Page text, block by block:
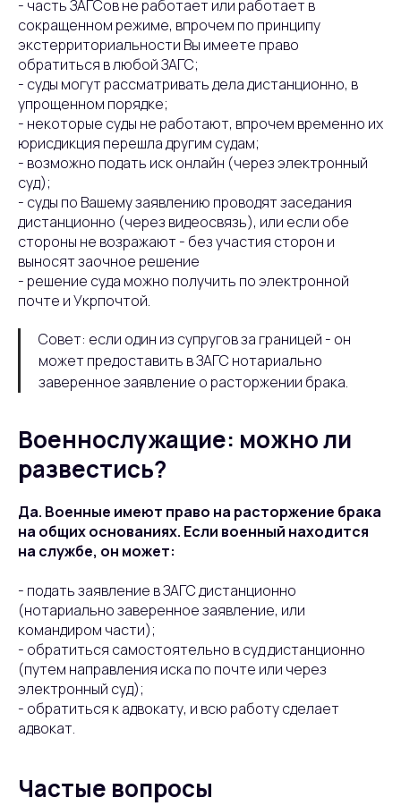
- часть ЗАГСов не работает или работает в
сокращенном режиме, впрочем по принципу
экстерриториальности Вы имеете право
обратиться в любой ЗАГС;
- суды могут рассматривать дела дистанционно, в
упрощенном порядке;
- некоторые суды не работают, впрочем временно их
юрисдикция перешла другим судам;
- возможно подать иск онлайн (через электронный
суд);
- суды по Вашему заявлению проводят заседания
дистанционно (через видеосвязь), или если обе
стороны не возражают - без участия сторон и
выносят заочное решение
- решение суда можно получить по электронной
почте и Укрпочтой.
Совет: если один из супругов за границей - он
может предоставить в ЗАГС нотариально
заверенное заявление о расторжении брака.
Военнослужащие: можно ли
развестись?
Да. Военные имеют право на расторжение брака
на общих основаниях. Если военный находится
на службе, он может:
- подать заявление в ЗАГС дистанционно
(нотариально заверенное заявление, или
командиром части);
- обратиться самостоятельно в суд дистанционно
(путем направления иска по почте или через
электронный суд);
- обратиться к адвокату, и всю работу сделает
адвокат.
Частые вопросы